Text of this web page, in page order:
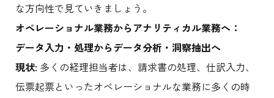
な方向性で見ていきましょう。
オペレーショナル業務からアナリティカル業務へ：
データ入力・処理からデータ分析・洞察抽出へ
現状: 多くの経理担当者は、請求書の処理、仕訳入力、
伝票起票といったオペレーショナルな業務に多くの時